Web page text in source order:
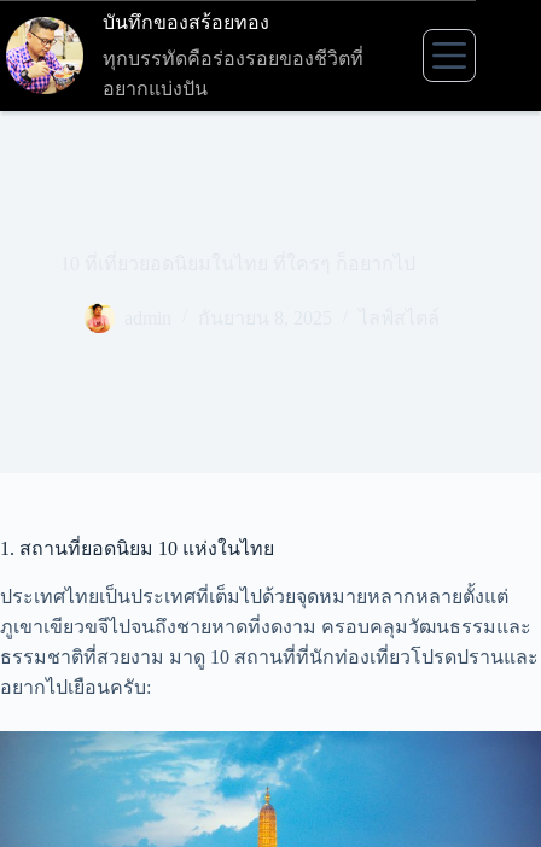
to
content
บันทึกของสร้อยทอง
ทุกบรรทัดคือร่องรอยของชีวิตที่
อยากแบ่งปัน
1. สถานที่ยอดนิยม 10 แห่งในไทย
ประเทศไทยเป็นประเทศที่เต็มไปด้วยจุดหมายหลากหลายตั้งแต่
ภูเขาเขียวขจีไปจนถึงชายหาดที่งดงาม ครอบคลุมวัฒนธรรมและ
ธรรมชาติที่สวยงาม มาดู 10 สถานที่ที่นักท่องเที่ยวโปรดปรานและ
อยากไปเยือนครับ: